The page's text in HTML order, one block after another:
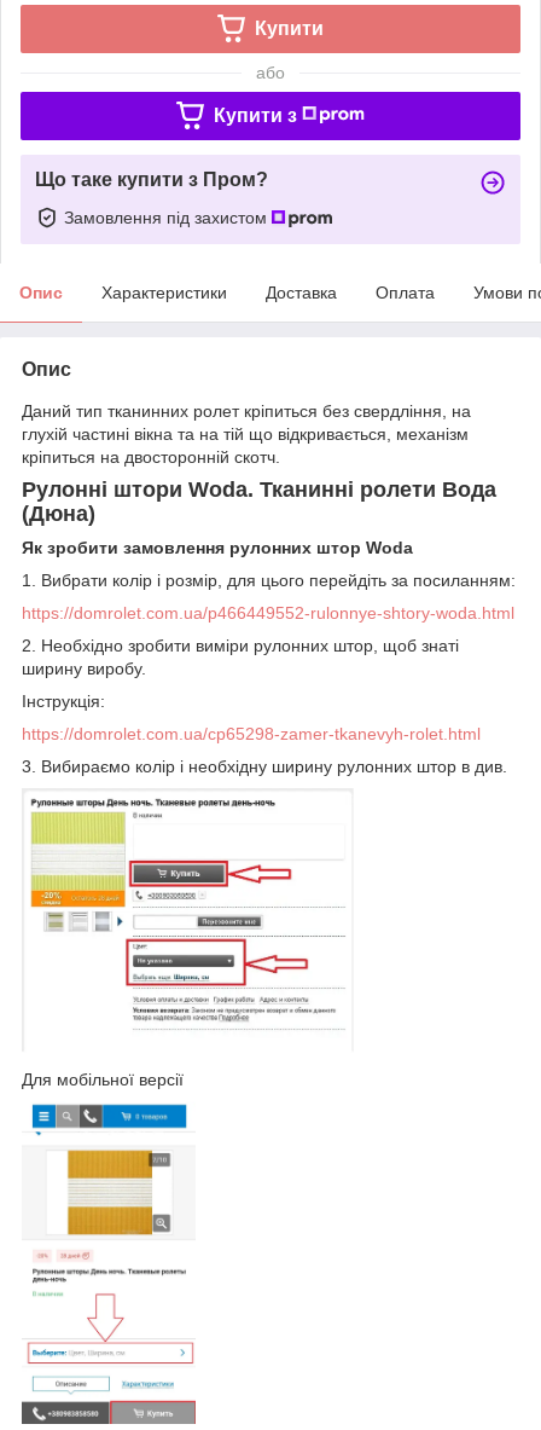
Купити
або
Купити з
Що таке купити з Пром?
Замовлення під захистом
Опис Характеристики Доставка Оплата Умови
Опис
Даний тип тканинних ролет кріпиться без свердління, на
глухій частині вікна та на тій що відкривається, механізм
кріпиться на двосторонній скотч.
Рулонні штори Woda. Тканинні ролети Вода
(Дюна)
Як зробити замовлення рулонних штор Woda
1. Вибрати колір і розмір, для цього перейдіть за посиланням:
https://domrolet.com.ua/p466449552-rulonnye-shtory-woda.html
2. Необхідно зробити виміри рулонних штор, щоб знаті
ширину виробу.
Інструкція:
https://domrolet.com.ua/cp65298-zamer-tkanevyh-rolet.html
3. Вибираємо колір і необхідну ширину рулонних штор в див.
Для мобільної версії